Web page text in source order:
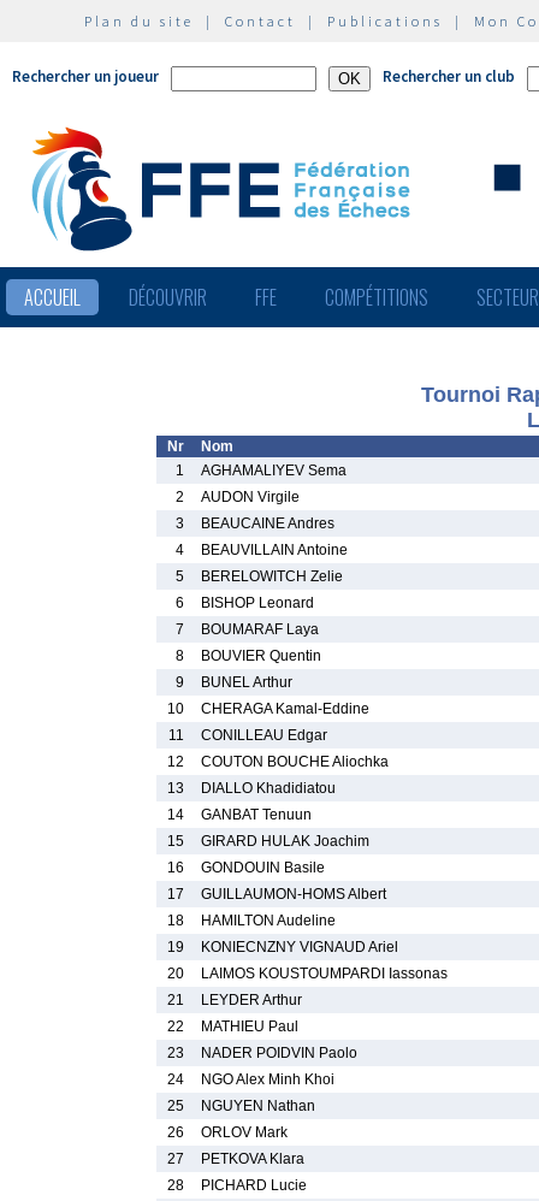
Plan du site | Contact | Publications | Mon
Rechercher un joueur Rechercher un club
ACCUEIL DÉCOUVRIR FFE COMPÉTITIONS
Tournoi
Nr
Nom
1
AGHAMALIYEV Sema
2
AUDON Virgile
3
BEAUCAINE Andres
4
BEAUVILLAIN Antoine
5
BERELOWITCH Zelie
6
BISHOP Leonard
7
BOUMARAF Laya
8
BOUVIER Quentin
9
BUNEL Arthur
10
CHERAGA Kamal-Eddine
11
CONILLEAU Edgar
12
COUTON BOUCHE Aliochka
13
DIALLO Khadidiatou
14
GANBAT Tenuun
15
GIRARD HULAK Joachim
16
GONDOUIN Basile
17
GUILLAUMON-HOMS Albert
18
HAMILTON Audeline
19
KONIECNZNY VIGNAUD Ariel
20
LAIMOS KOUSTOUMPARDI Iassonas
21
LEYDER Arthur
22
MATHIEU Paul
23
NADER POIDVIN Paolo
24
NGO Alex Minh Khoi
25
NGUYEN Nathan
26
ORLOV Mark
27
PETKOVA Klara
28
PICHARD Lucie